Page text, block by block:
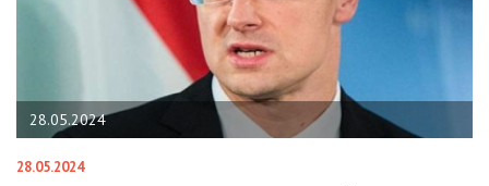
28.05.2024
28.05.2024